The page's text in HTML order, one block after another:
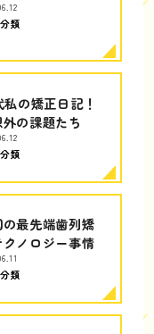
類
私の矯正日記！
の課題たち
類
の最先端歯列矯
ノロジー事情
類